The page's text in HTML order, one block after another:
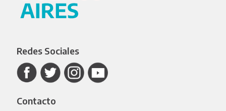
Redes Sociales
Contacto